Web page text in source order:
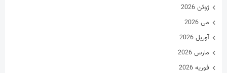
ژوئن 2026
می 2026
آوریل 2026
مارس 2026
فوریه 2026